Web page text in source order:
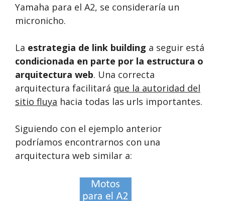
Yamaha para el A2, se consideraría un
micronicho.
La estrategia de link building a seguir está
condicionada en parte por la estructura o
arquitectura web. Una correcta
arquitectura facilitará que la autoridad del
sitio fluya hacia todas las urls importantes.
Siguiendo con el ejemplo anterior
podríamos encontrarnos con una
arquitectura web similar a: